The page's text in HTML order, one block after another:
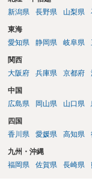
新潟県
長野県 山梨県
東海
愛知県
静岡県 岐阜県
関西
大阪府
兵庫県 京都府
中国
広島県
岡山県 山口県
四国
香川県
愛媛県 高知県
九州・沖縄
福岡県
佐賀県 長崎県